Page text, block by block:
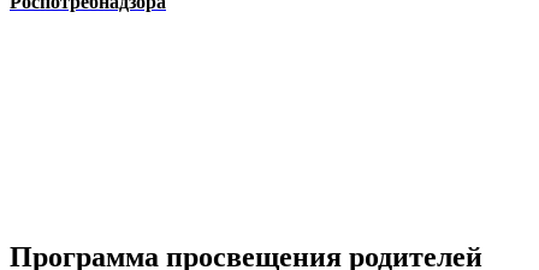
Программа просвещения родителей